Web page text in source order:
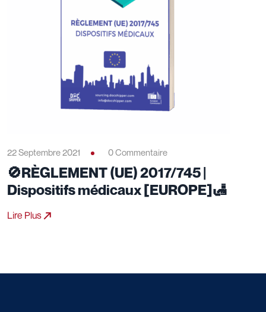
22 Septembre 2021 0 Commentaire
🚫RÈGLEMENT (UE) 2017/745 |
Dispositifs médicaux [EUROPE]🛃
Lire Plus